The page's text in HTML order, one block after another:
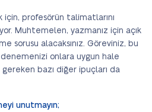
profesörün talimatlarını
Muhtemelen, yazmanız için açık
sorusu alacaksınız. Göreviniz, bu
onlara uygun hale
bazı diğer ipuçları da
unutmayın;